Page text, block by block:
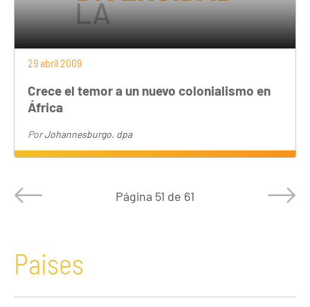
29 abril 2009
Crece el temor a un nuevo colonialismo en
África
PorJohannesburgo. dpa
Página 51 de 61
Paises